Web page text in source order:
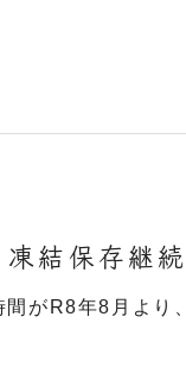
結保存継続
がR8年8月より、